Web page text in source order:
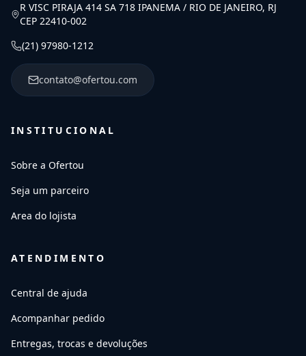
R VISC PIRAJA 414 SA 718 IPANEMA / RIO DE JANEIRO, RJ
CEP 22410-002
(21) 97980-1212
contato@ofertou.com
INSTITUCIONAL
Sobre a Ofertou
Seja um parceiro
Area do lojista
ATENDIMENTO
Central de ajuda
Acompanhar pedido
Entregas, trocas e devoluções